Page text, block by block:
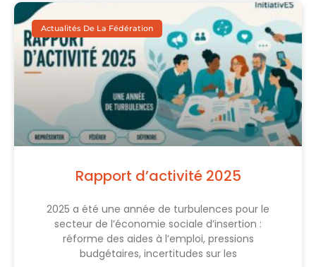
Actualités De La Fédération
Rapport d’activité 2025
2025 a été une année de turbulences pour le
secteur de l’économie sociale d’insertion :
réforme des aides à l’emploi, pressions
budgétaires, incertitudes sur les